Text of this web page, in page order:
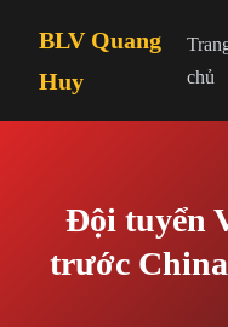
BLV Quang
Huy
chủ
Đội tuyển
trước